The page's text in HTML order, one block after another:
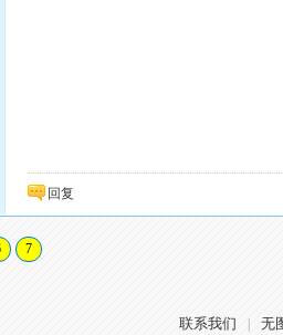
回复
7
联系我们 无